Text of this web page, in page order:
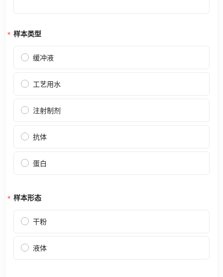
样本类型
缓冲液
工艺用水
注射制剂
抗体
蛋白
样本形态
干粉
液体